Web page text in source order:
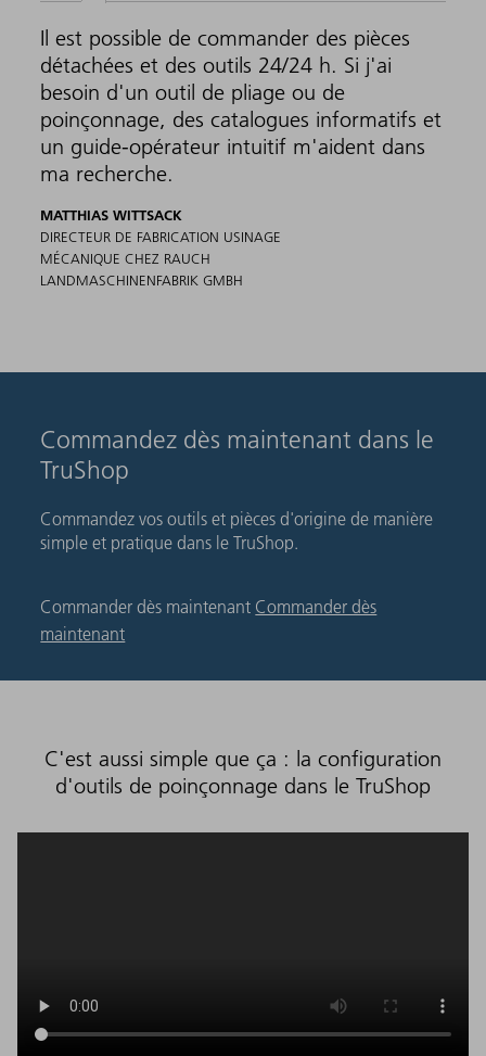
Il est possible de commander des pièces
détachées et des outils 24/24 h. Si j'ai
besoin d'un outil de pliage ou de
poinçonnage, des catalogues informatifs et
un guide-opérateur intuitif m'aident dans
ma recherche.
MATTHIAS WITTSACK
DIRECTEUR DE FABRICATION USINAGE
MÉCANIQUE CHEZ RAUCH
LANDMASCHINENFABRIK GMBH
Commandez dès maintenant dans le
TruShop
Commandez vos outils et pièces d'origine de manière
simple et pratique dans le TruShop.
Commander dès maintenant Commander dès
maintenant
C'est aussi simple que ça : la configuration
d'outils de poinçonnage dans le TruShop